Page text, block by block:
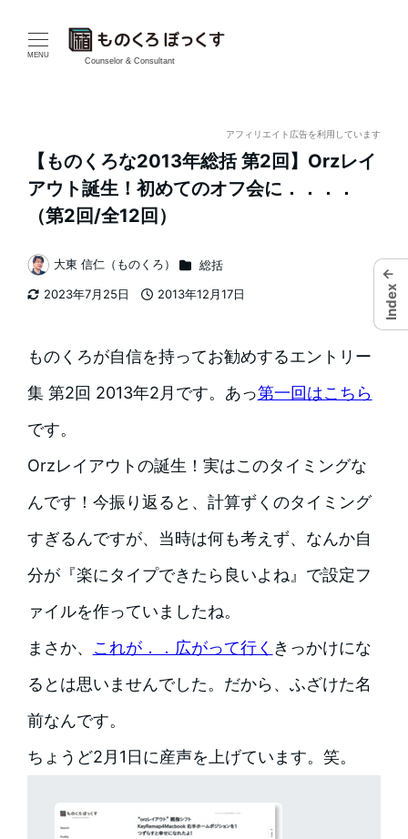
MENU
Counselor & Consultant
アフィリエイト広告を利用しています
【ものくろな2013年総括 第2回】Orzレイ
アウト誕生！初めてのオフ会に．．．．
（第2回/全12回）
2023年7月25日
2013年12月17日
著
者
大東 信仁（ものくろ） カテゴリー
総括
ものくろが自信を持ってお勧めするエントリー
集 第2回 2013年2月です。あっ第一回はこちら
です。
Orzレイアウトの誕生！実はこのタイミングな
んです！今振り返ると、計算ずくのタイミング
すぎるんですが、当時は何も考えず、なんか自
分が『楽にタイプできたら良いよね』で設定フ
ァイルを作っていましたね。
まさか、
これが．．広がって行く きっかけにな
るとは思いませんでした。だから、ふざけた名
前なんです。
ちょうど2月1日に産声を上げています。笑。
←
Index